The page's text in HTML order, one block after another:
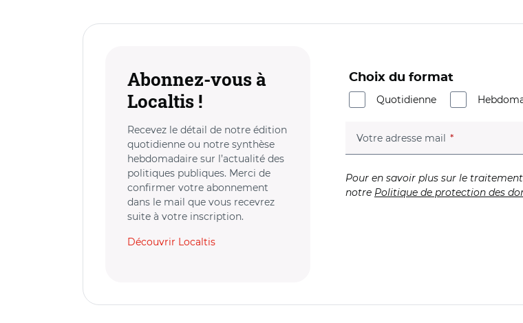
Abonnez-vous à
Localtis !
Recevez le détail de notre édition
quotidienne ou notre synthèse
hebdomadaire sur l’actualité des
politiques publiques. Merci de
confirmer votre abonnement
dans le mail que vous recevrez
suite à votre inscription.
Découvrir Localtis
Choix du format
Quotidienne
Votre adresse mail (champ
Pour en savoir plus sur le
notre Politique de protection des